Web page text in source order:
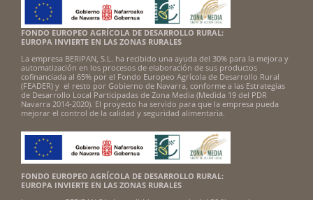
FONDO EUROPEO AGRÍCOLA DE DESARROLLO RURAL:
EUROPA INVIERTE EN LAS ZONAS RURALES
La empresa BERIPAN, S.L. ha recibido una ayuda del 30% para la mejora y
automatización en los procesos de elaboración de sus productos
cofinanciada al 65% por el Fondo Europeo Agrícola de Desarrollo Rural
(FEADER) y el resto por Gobierno de Navarra, conforme a las Estrategias
de Desarrollo Local Participadas de Zona Media (Medida 19 del PDR
Navarra 2014-2020). El proyecto ha servido para que la empresa pueda
mejorar el control de la calidad y seguridad alimentaria.
FONDO EUROPEO AGRÍCOLA DE DESARROLLO RURAL:
EUROPA INVIERTE EN LAS ZONAS RURALES